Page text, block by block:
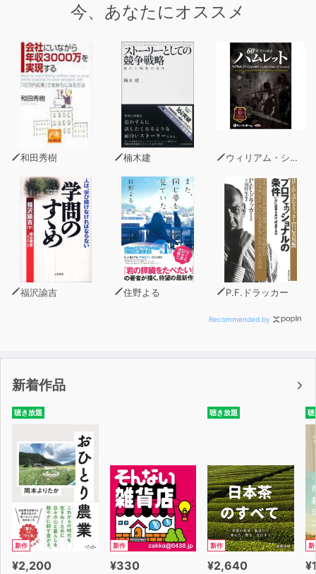
2013年にシンガポール法人を一人で立ち上げ、現在、8国
支援、政府機関へのアドバイス、事業投資などを行ってい
る。
本書は、著者が新人教育で使っているプログラムをベース
に、自身で培ったオリジナルのノウハウを付加した内容に
なっている。
●素早く成果を出す「アジャイル仕事術」を構成するの
1.構想力:独自の未来を構想する
2.俊敏力:素早くアウトプットを出す
3.適応力:環境に柔軟に対応する
4.連携力:特性の異なる人と協働する
5.共創力:コラボレーションして価値を生む
●業界という壁がこわれ、ルーチン業務が減り、プロジェ
またリモートワーク、フリーランスなど働き方も多様化し
これからの時代には、組織に依存するのではなく、一人ひ
が求められている。
そのために必要なマインド・スキル・働き方について解説
する。
今、あなたにオススメ
和田秀樹 楠木建 ウィリアム・シェイクスピア
福沢諭吉 住野よる P.F.ドラッカー
Recommended by
新着作品
聴き放題
新作
¥2,200
新作
¥330
聴き放題
新作
¥2,640
聴
新